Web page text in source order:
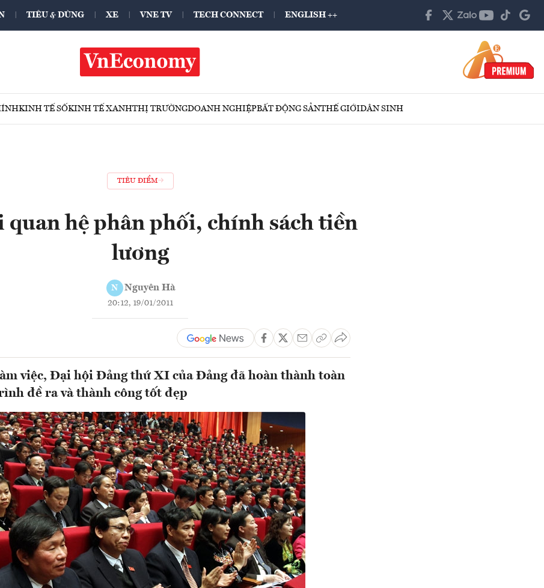
TIÊU & DÙNG XE VNE TV TECH CONNECT ENGLISH ++
KINH TẾ SỐKINH TẾ XANHTHỊ TRƯỜNGDOANH NGHIỆPBẤT ĐỘNG SẢNTHẾ GIỚIDÂN SINH
TIÊU ĐIỂM
hệ phân phối, chính sách tiền
lương
N Nguyên Hà
20:12, 19/01/2011
việc, Đại hội Đảng thứ XI của Đảng đã hoàn thành toàn
đề ra và thành công tốt đẹp